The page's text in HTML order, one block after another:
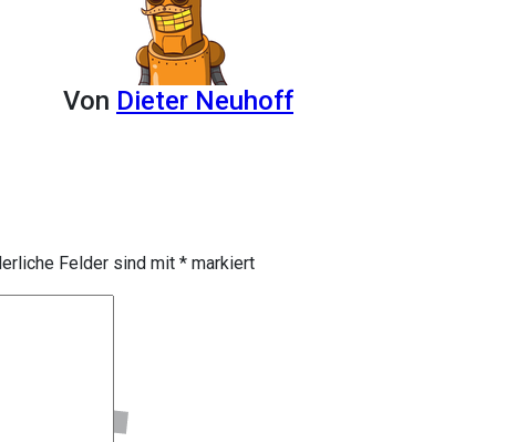
Von Dieter Neuhoff
Felder sind mit * markiert